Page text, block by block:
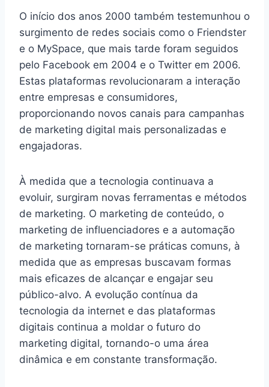
O início dos anos 2000 também testemunhou o
surgimento de redes sociais como o Friendster
e o MySpace, que mais tarde foram seguidos
pelo Facebook em 2004 e o Twitter em 2006.
Estas plataformas revolucionaram a interação
entre empresas e consumidores,
proporcionando novos canais para campanhas
de marketing digital mais personalizadas e
engajadoras.
À medida que a tecnologia continuava a
evoluir, surgiram novas ferramentas e métodos
de marketing. O marketing de conteúdo, o
marketing de influenciadores e a automação
de marketing tornaram-se práticas comuns, à
medida que as empresas buscavam formas
mais eficazes de alcançar e engajar seu
público-alvo. A evolução contínua da
tecnologia da internet e das plataformas
digitais continua a moldar o futuro do
marketing digital, tornando-o uma área
dinâmica e em constante transformação.